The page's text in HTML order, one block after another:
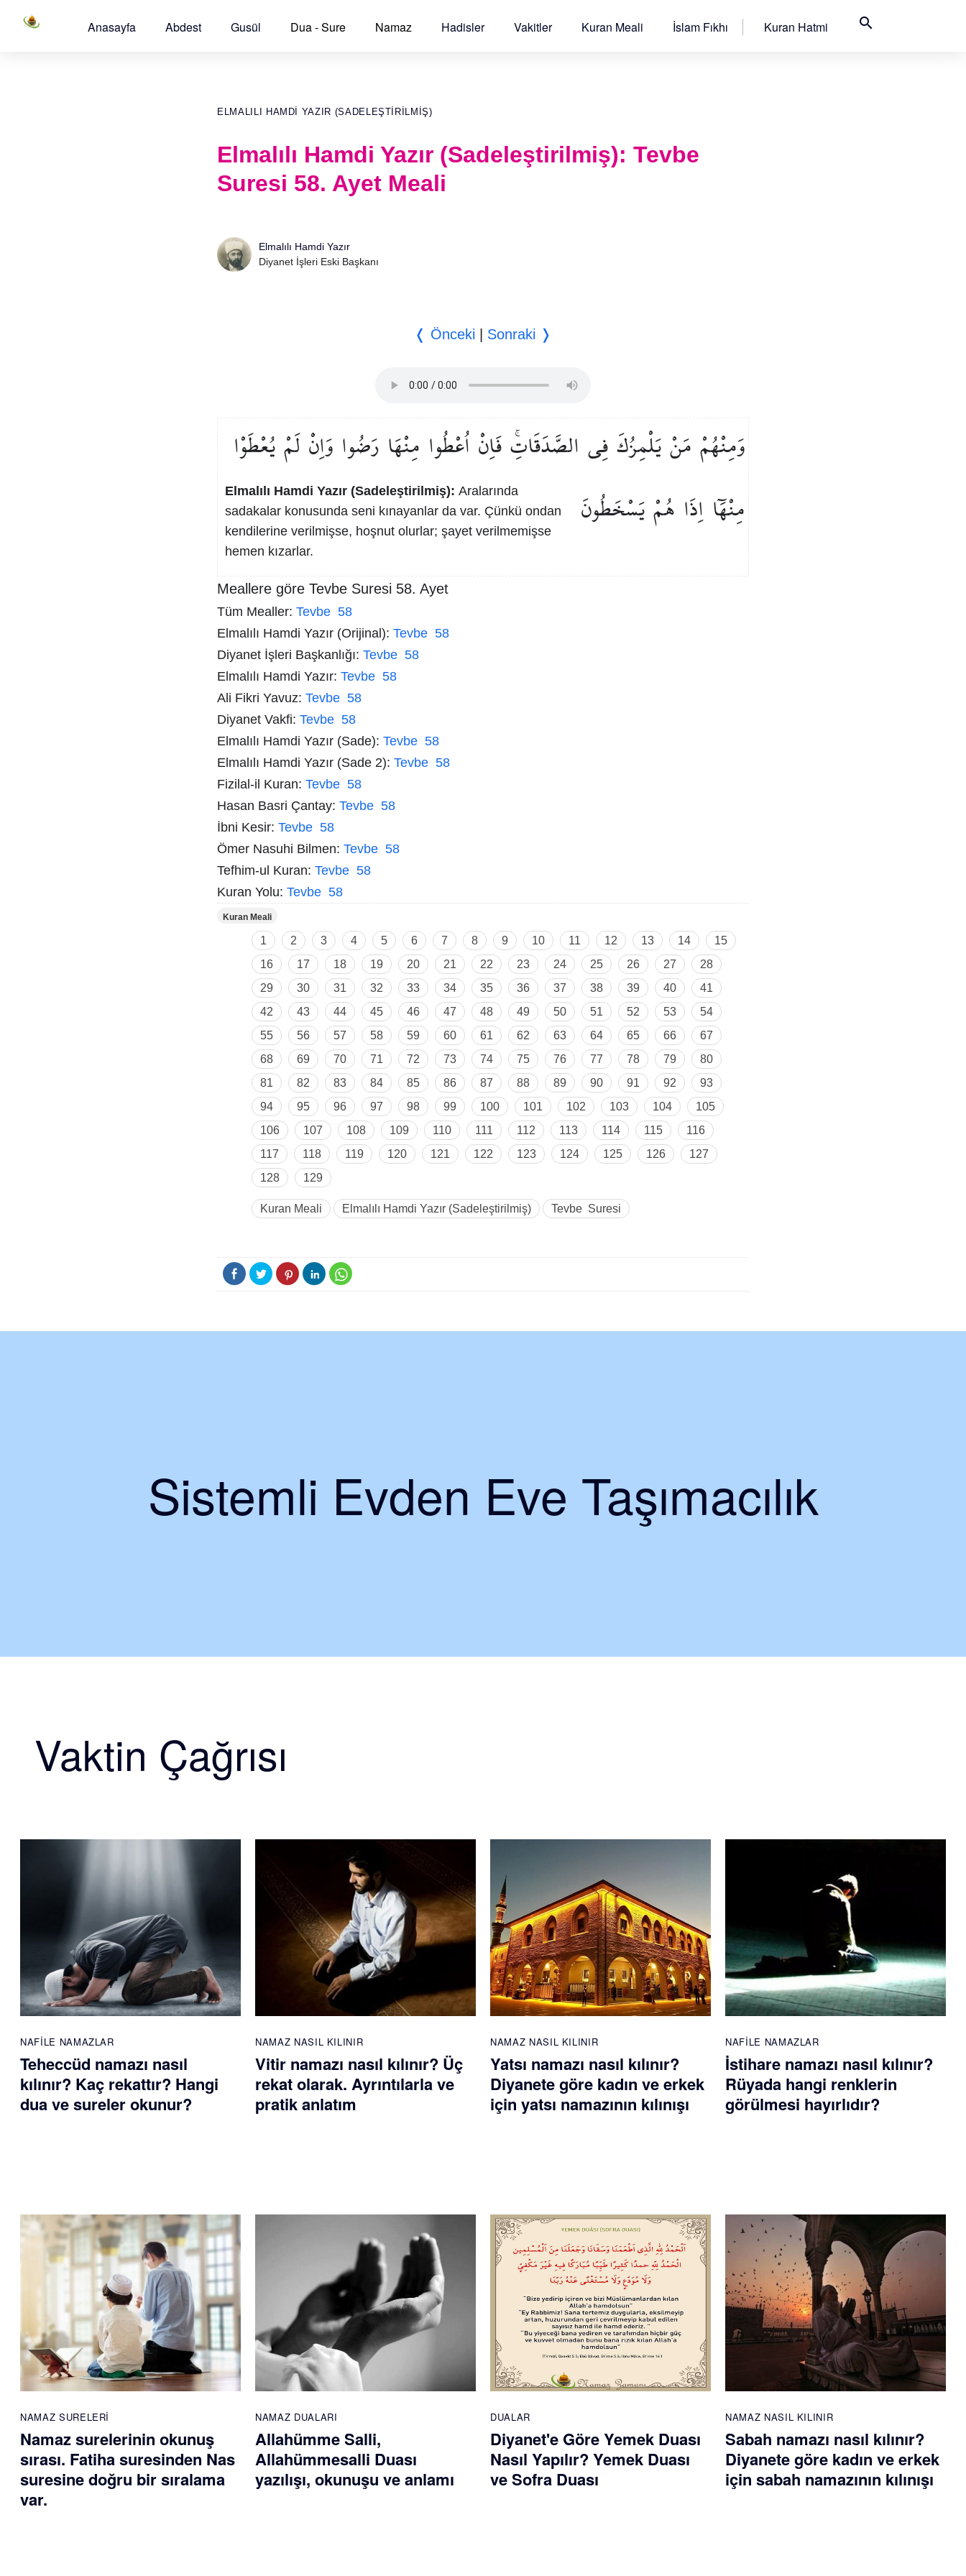
Anasayfa Abdest Gusül Dua - Sure Namaz Hadisler Vakitler Kuran Meali İslam Fıkhı Kuran Hatmi search
ELMALILI HAMDI YAZIR (SADELEŞTIRILMIŞ)
Elmalılı Hamdi Yazır (Sadeleştirilmiş): Tevbe
Suresi 58. Ayet Meali
Elmalılı Hamdi Yazır
Diyanet İşleri Eski Başkanı
❬ Önceki | Sonraki ❭
وَمِنْهُمْ مَنْيَلْمِزُكَفِي الصَّدَقَاتِۚفَاِنْ اُعْطُوا مِنْهَا رَضُوا وَاِنْلَمْيُعْطَوْا
مِنْهَٓا اِذَا هُمْيَسْخَطُونَ Elmalılı Hamdi Yazır (Sadeleştirilmiş): Aralarında
sadakalar konusunda seni kınayanlar da var. Çünkü ondan
kendilerine verilmişse, hoşnut olurlar; şayet verilmemişse
hemen kızarlar.
Meallere göre Tevbe Suresi 58. Ayet
Tüm Mealler: Tevbe 58
Elmalılı Hamdi Yazır (Orijinal): Tevbe 58
Diyanet İşleri Başkanlığı: Tevbe 58
Elmalılı Hamdi Yazır: Tevbe 58
Ali Fikri Yavuz: Tevbe 58
Diyanet Vakfi: Tevbe 58
Elmalılı Hamdi Yazır (Sade): Tevbe 58
Elmalılı Hamdi Yazır (Sade 2): Tevbe 58
Fizilal-il Kuran: Tevbe 58
Hasan Basri Çantay: Tevbe 58
İbni Kesir: Tevbe 58
Ömer Nasuhi Bilmen: Tevbe 58
Tefhim-ul Kuran: Tevbe 58
Kuran Yolu: Tevbe 58
Kuran Meali
1 2 3 4 5 6 7 8 9 10 11 12 13 14
15
16
17 18 19 20 21 22 23 24 25 26 27
28
29
30 31 32 33 34 35 36 37 38 39 40
41
42
43 44 45 46 47 48 49 50 51 52 53
54
55
56 57 58 59 60 61 62 63 64 65 66
67
68
69 70 71 72 73 74 75 76 77 78 79
80
81
82 83 84 85 86 87 88 89 90 91 92
93
94
95 96 97 98 99 100 101 102 103 104
105
106
107 108 109 110 111 112 113 114 115
116
117
118 119 120 121 122 123 124 125 126
127
128
129
Kuran Meali Elmalılı Hamdi Yazır (Sadeleştirilmiş) Tevbe Suresi
Sistemli Evden Eve Taşımacılık
Vaktin Çağrısı
NAFILE NAMAZLAR
Teheccüd namazı nasıl
kılınır? Kaç rekattır? Hangi
dua ve sureler okunur?
NAMAZ NASIL KILINIR
Vitir namazı nasıl kılınır? Üç
rekat olarak. Ayrıntılarla ve
pratik anlatım
NAMAZ NASIL KILINIR
Yatsı namazı nasıl kılınır?
Diyanete göre kadın ve erkek
için yatsı namazının kılınışı
NAFILE NAMAZLAR
İstihare namazı nasıl kılınır?
Rüyada hangi renklerin
görülmesi hayırlıdır?
NAMAZ SURELERI
Namaz surelerinin okunuş
sırası. Fatiha suresinden Nas
suresine doğru bir sıralama
var.
NAMAZ DUALARI
Allahümme Salli,
Allahümmesalli Duası
yazılışı, okunuşu ve anlamı
DUALAR
Diyanet'e Göre Yemek Duası
Nasıl Yapılır? Yemek Duası
ve Sofra Duası
NAMAZ NASIL KILINIR
Sabah namazı nasıl kılınır?
Diyanete göre kadın ve erkek
için sabah namazının kılınışı